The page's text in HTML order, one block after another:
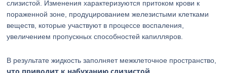
слизистой. Изменения характеризуются притоком крови к
пораженной зоне, продуцированием железистыми клетками
веществ, которые участвуют в процессе воспаления,
увеличением пропускных способностей капилляров.
В результате жидкость заполняет межклеточное пространство,